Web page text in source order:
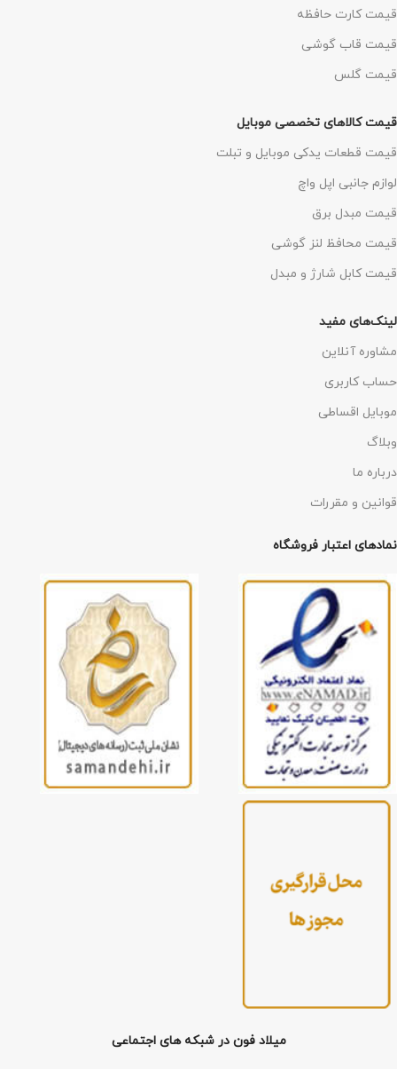
قیمت کارت حافظه
قیمت قاب گوشی
قیمت گلس
قیمت کالاهای تخصصی موبایل
قیمت قطعات یدکی موبایل و تبلت
لوازم جانبی اپل واچ
قیمت مبدل برق
قیمت محافظ لنز گوشی
قیمت کابل شارژ و مبدل
لینک‌های مفید
مشاوره آنلاین
حساب کاربری
موبایل اقساطی
وبلاگ
درباره ما
قوانین و مقررات
نمادهای اعتبار فروشگاه
میلاد فون در شبکه های اجتماعی